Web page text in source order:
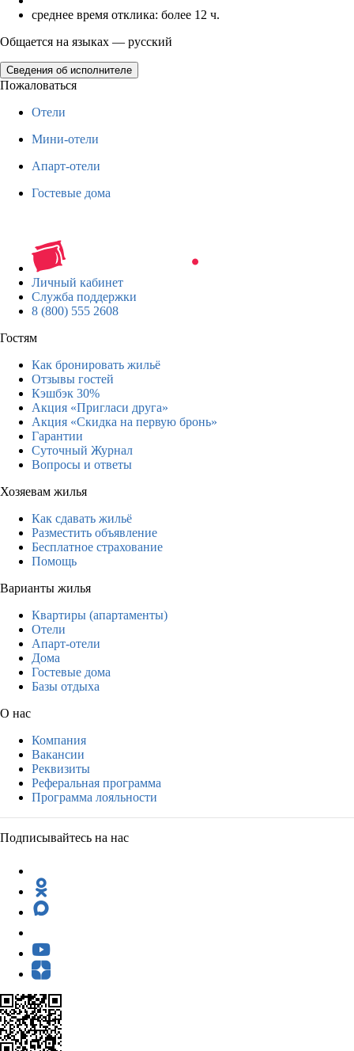
среднее время отклика: более 12 ч.
Общается на языках — русский
Сведения об исполнителе
Пожаловаться
Отели
Мини-отели
Апарт-отели
Гостевые дома
Личный кабинет
Служба поддержки
8 (800) 555 2608
Гостям
Как бронировать жильё
Отзывы гостей
Кэшбэк 30%
Акция «Пригласи друга»
Акция «Скидка на первую бронь»
Гарантии
Суточный Журнал
Вопросы и ответы
Хозяевам жилья
Как сдавать жильё
Разместить объявление
Бесплатное страхование
Помощь
Варианты жилья
Квартиры (апартаменты)
Отели
Апарт-отели
Дома
Гостевые дома
Базы отдыха
О нас
Компания
Вакансии
Реквизиты
Реферальная программа
Программа лояльности
Подписывайтесь на нас